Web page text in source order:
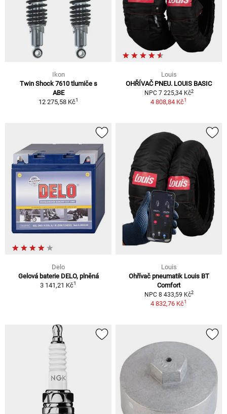
Ikon
Twin Shock 7610 tlumiče s
ABE
12 275,58 Kč1
Louis
OHŘÍVAČ PNEU. LOUIS BASIC
NPC 7 225,34 Kč2
4 808,84 Kč1
Delo
Gelová baterie DELO, plněná
3 141,21 Kč1
Louis
Ohřívač pneumatik Louis BT
Comfort
NPC 8 433,59 Kč2
4 832,76 Kč1